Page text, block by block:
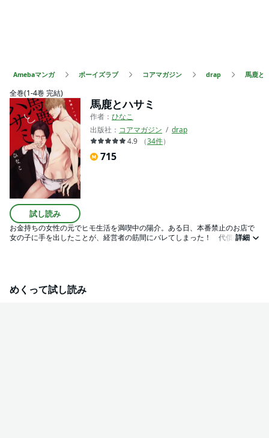
Amebaマンガ ボーイズラブ コアマガジン drap 馬鹿と
全巻(1-4巻 完結)
試し読み
馬鹿とハサミ
作者： ひなこ
出版社： コアマガジン
drap
4.9
（34件）
715
お金持ちの女性の元でヒモ生活を満喫中の陽介。ある日、本番禁止のお店で
女の子に手を出したことが、経営者の筋間にバレてしまった！ 代償のお仕
詳細
めくって試し読み